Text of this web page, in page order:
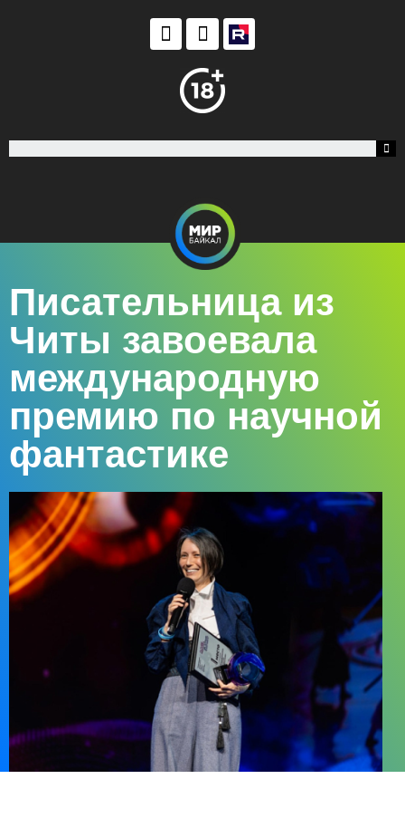
Писательница из
Читы завоевала
международную
премию по научной
фантастике